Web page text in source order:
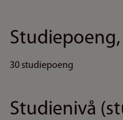
30 studiepoeng
Studienivå